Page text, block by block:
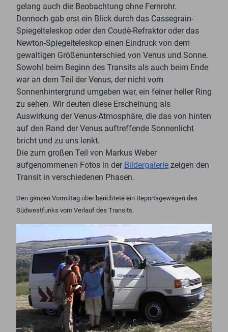
gelang auch die Beobachtung ohne Fernrohr.
Dennoch gab erst ein Blick durch das Cassegrain-
Spiegelteleskop oder den Coudè-Refraktor oder das
Newton-Spiegelteleskop einen Eindruck von dem
gewaltigen Größenunterschied von Venus und Sonne.
Sowohl beim Beginn des Transits als auch beim Ende
war an dem Teil der Venus, der nicht vom
Sonnenhintergrund umgeben war, ein feiner heller Ring
zu sehen. Wir deuten diese Erscheinung als
Auswirkung der Venus-Atmosphäre, die das von hinten
auf den Rand der Venus auftreffende Sonnenlicht
bricht und zu uns lenkt.
Die zum großen Teil von Markus Weber
aufgenommenen Fotos in der Bildergalerie zeigen den
Transit in verschiedenen Phasen.
Den ganzen Vormittag über berichtete ein Reportagewagen des
Südwestfunks vom Verlauf des Transits.